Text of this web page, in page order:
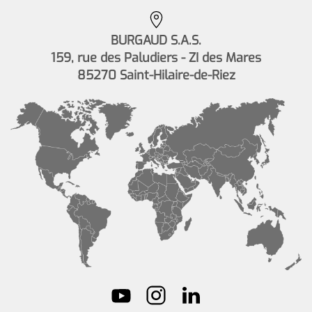
BURGAUD S.A.S.
159, rue des Paludiers - ZI des Mares
85270 Saint-Hilaire-de-Riez